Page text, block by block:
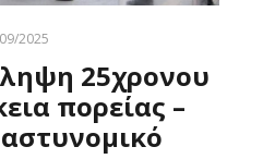
2025
25χρονου
πορείας –